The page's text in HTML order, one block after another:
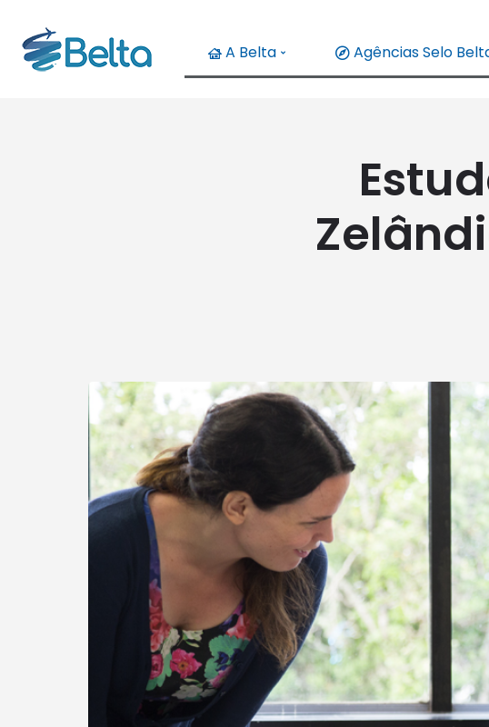
A Belta Agências Selo